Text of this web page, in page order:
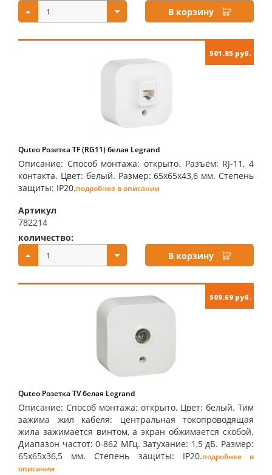
В корзину
501.85 руб.
Quteo Розетка TF (RG11) белая Legrand
Описание: Способ монтажа: открыто. Разъём: RJ-11, 4
контакта. Цвет: белый. Размер: 65х65х43,6 мм. Степень
защиты: IP20.подробнее в описании
Артикул
782214
количество:
В корзину
509.69 руб.
Quteo Розетка TV белая Legrand
Описание: Способ монтажа: открыто. Цвет: белый. Тим
зажима жил кабеля: центральная токопроводящая
жила зажимается винтом, а экран обжимается скобой.
Диапазон частот: 0-862 МГц. Затухание: 1,5 дБ. Размер:
65х65х36,5 мм. Степень защиты: IP20.подробнее в
описании